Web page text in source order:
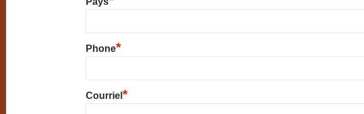
Phone*
Courriel*